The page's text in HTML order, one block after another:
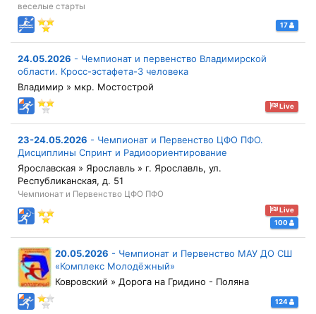
веселые старты
17
24.05.2026 - Чемпионат и первенство Владимирской
области. Кросс-эстафета-3 человека
Владимир » мкр. Мостострой
Live
23-24.05.2026 - Чемпионат и Первенство ЦФО ПФО.
Дисциплины Спринт и Радиоориентирование
Ярославская » Ярославль » г. Ярославль, ул.
Республиканская, д. 51
Чемпионат и Первенство ЦФО ПФО
Live
100
20.05.2026 - Чемпионат и Первенство МАУ ДО СШ
«Комплекс Молодёжный»
Ковровский » Дорога на Гридино - Поляна
124